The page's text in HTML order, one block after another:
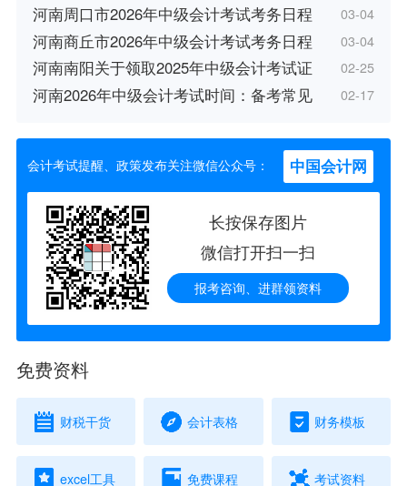
河南周口市2026年中级会计考试考务日程 03-04
河南商丘市2026年中级会计考试考务日程 03-04
河南南阳关于领取2025年中级会计考试证 02-25
河南2026年中级会计考试时间：备考常见 02-17
会计考试提醒、政策发布关注微信公众号： 中国会计网
长按保存图片
微信打开扫一扫
报考咨询、进群领资料
免费资料
财税干货 会计表格 财务模板
excel工具 免费课程 考试资料